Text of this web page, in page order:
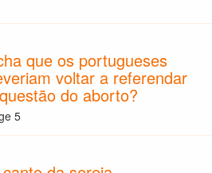
que os portugueses
voltar a referendar
do aborto?
5